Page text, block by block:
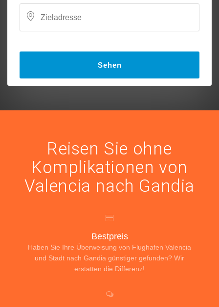
Sehen
Reisen Sie ohne
Komplikationen von
Valencia nach Gandia
Bestpreis
Haben Sie Ihre Überweisung von Flughafen Valencia
und Stadt nach Gandia günstiger gefunden? Wir
erstatten die Differenz!